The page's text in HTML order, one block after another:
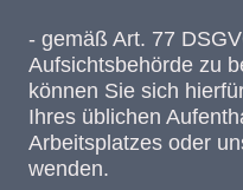
- gemäß Art. 77
Aufsichtsbehörde zu
können Sie sich
Ihres üblichen
Arbeitsplatzes oder
wenden.